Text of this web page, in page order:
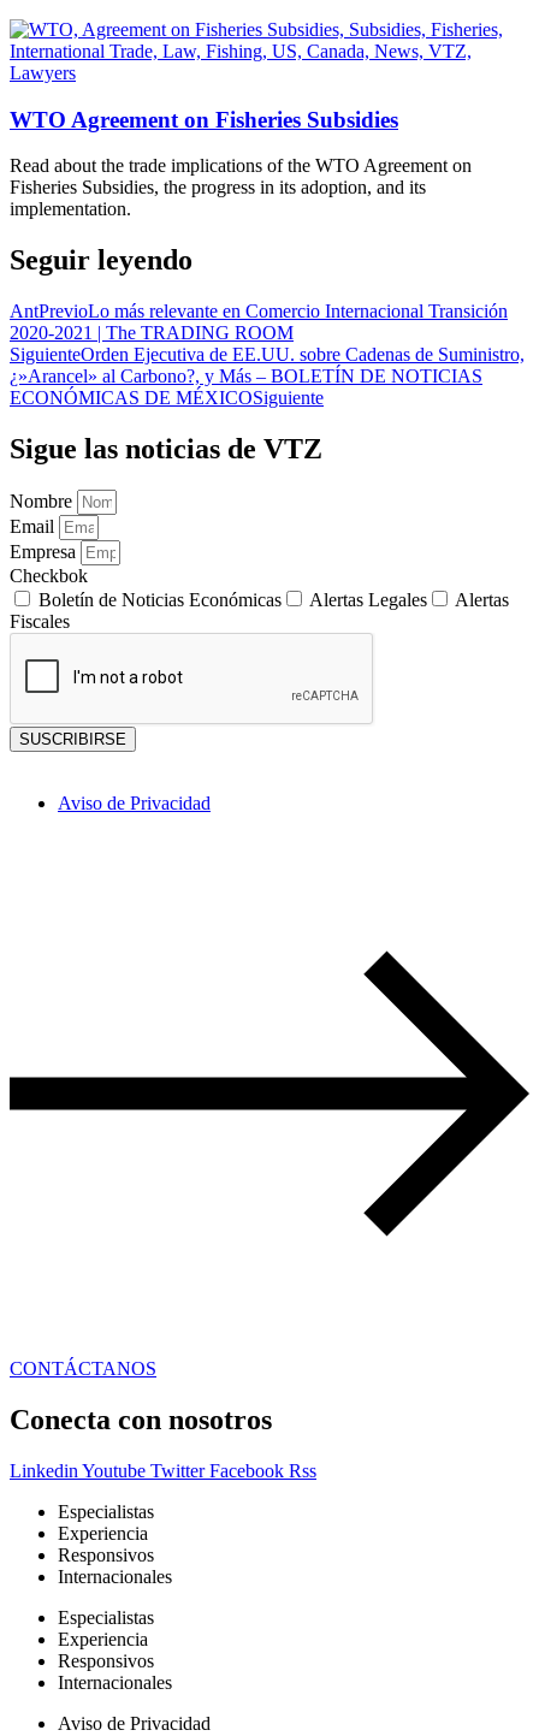
WTO Agreement on Fisheries Subsidies
Read about the trade implications of the WTO Agreement on
Fisheries Subsidies, the progress in its adoption, and its
implementation.
Seguir leyendo
AntPrevioLo más relevante en Comercio Internacional Transición
2020-2021 | The TRADING ROOM
SiguienteOrden Ejecutiva de EE.UU. sobre Cadenas de Suministro,
¿»Arancel» al Carbono?, y Más – BOLETÍN DE NOTICIAS
ECONÓMICAS DE MÉXICOSiguiente
Sigue las noticias de VTZ
Nombre
Email
Empresa
Checkbok
Boletín de Noticias Económicas
Alertas Legales
Alertas
Fiscales
SUSCRIBIRSE
Aviso de Privacidad
CONTÁCTANOS
Conecta con nosotros
Linkedin Youtube Twitter Facebook Rss
Especialistas
Experiencia
Responsivos
Internacionales
Especialistas
Experiencia
Responsivos
Internacionales
Aviso de Privacidad